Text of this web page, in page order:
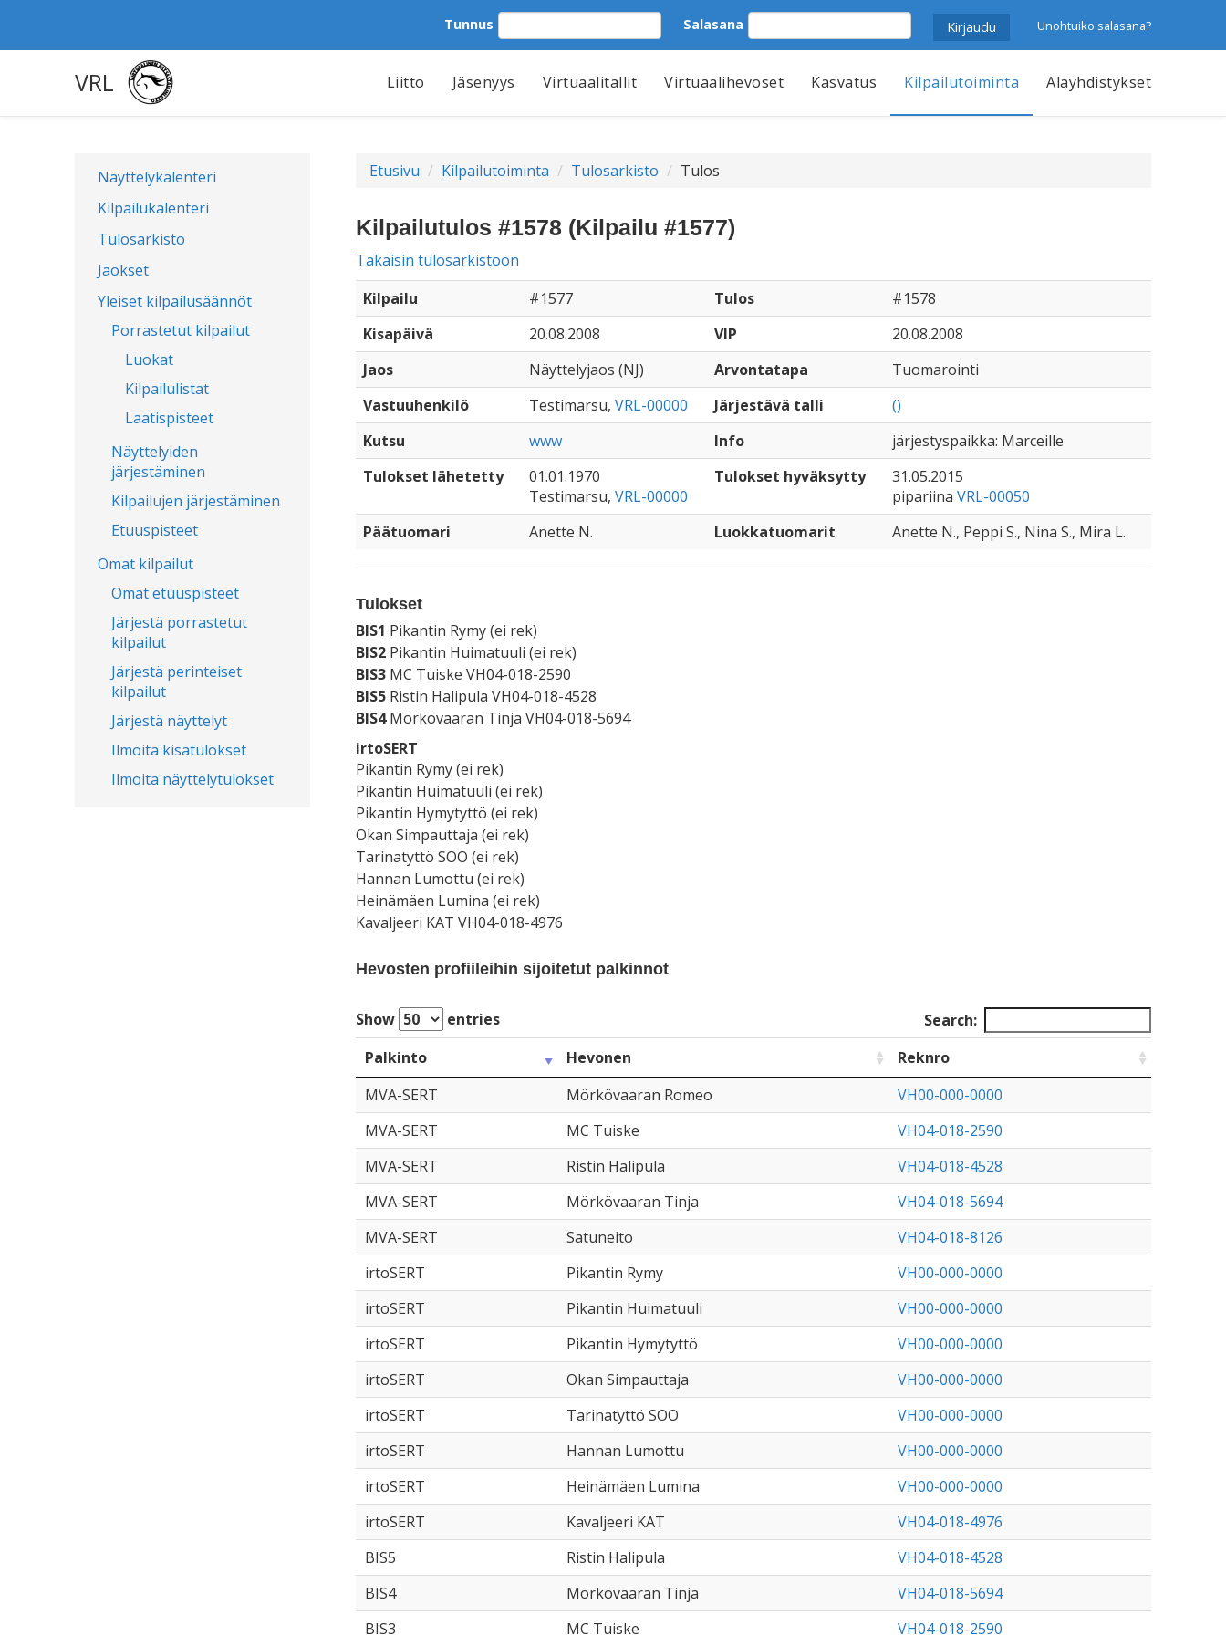
Tunnus Salasana Unohtuiko salasana?
VRL Liitto Jäsenyys Virtuaalitallit Virtuaalihevoset Kasvatus Kilpailutoiminta Alayhdistykset
Näyttelykalenteri
Kilpailukalenteri
Tulosarkisto
Jaokset
Yleiset kilpailusäännöt
Porrastetut kilpailut
Luokat
Kilpailulistat
Laatispisteet
Näyttelyiden
järjestäminen
Kilpailujen järjestäminen
Etuuspisteet
Omat kilpailut
Omat etuuspisteet
Järjestä porrastetut
kilpailut
Järjestä perinteiset
kilpailut
Järjestä näyttelyt
Ilmoita kisatulokset
Ilmoita näyttelytulokset
Etusivu Kilpailutoiminta Tulosarkisto Tulos
Kilpailutulos #1578 (Kilpailu #1577)
Takaisin tulosarkistoon
Kilpailu
#1577 Tulos
#1578
Kisapäivä
20.08.2008 VIP
20.08.2008
Jaos
Näyttelyjaos (NJ) Arvontatapa
Tuomarointi
Vastuuhenkilö
Testimarsu, VRL-00000 Järjestävä talli
()
Kutsu
www Info
järjestyspaikka: Marceille
Tulokset lähetetty
01.01.1970
Testimarsu, VRL-00000
Tulokset hyväksytty
31.05.2015
pipariina VRL-00050
Päätuomari
Anette N. Luokkatuomarit Anette N., Peppi S., Nina S., Mira L.
Tulokset
BIS1 Pikantin Rymy (ei rek)
BIS2Pikantin Huimatuuli (ei rek)
BIS3MC Tuiske VH04-018-2590
BIS5Ristin Halipula VH04-018-4528
BIS4Mörkövaaran Tinja VH04-018-5694
irtoSERT
Pikantin Rymy (ei rek)
Pikantin Huimatuuli (ei rek)
Pikantin Hymytyttö (ei rek)
Okan Simpauttaja (ei rek)
Tarinatyttö SOO (ei rek)
Hannan Lumottu (ei rek)
Heinämäen Lumina (ei rek)
Kavaljeeri KAT VH04-018-4976
Hevosten profiileihin sijoitetut palkinnot
Show entries
Search:
Palkinto
Hevonen
Reknro
MVA-SERT
Mörkövaaran Romeo
VH00-000-0000
MVA-SERT
MC Tuiske
VH04-018-2590
MVA-SERT
Ristin Halipula
VH04-018-4528
MVA-SERT
Mörkövaaran Tinja
VH04-018-5694
MVA-SERT
Satuneito
VH04-018-8126
irtoSERT
Pikantin Rymy
VH00-000-0000
irtoSERT
Pikantin Huimatuuli
VH00-000-0000
irtoSERT
Pikantin Hymytyttö
VH00-000-0000
irtoSERT
Okan Simpauttaja
VH00-000-0000
irtoSERT
Tarinatyttö SOO
VH00-000-0000
irtoSERT
Hannan Lumottu
VH00-000-0000
irtoSERT
Heinämäen Lumina
VH00-000-0000
irtoSERT
Kavaljeeri KAT
VH04-018-4976
BIS5
Ristin Halipula
VH04-018-4528
BIS4
Mörkövaaran Tinja
VH04-018-5694
BIS3
MC Tuiske VH04-018-2590